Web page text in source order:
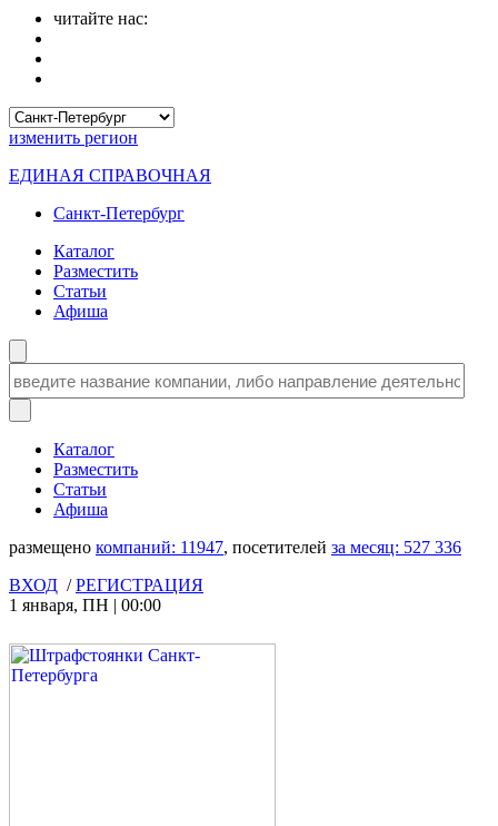
читайте нас:
изменить регион
ЕДИНАЯ СПРАВОЧНАЯ
Санкт-Петербург
Каталог
Разместить
Статьи
Афиша
Каталог
Разместить
Статьи
Афиша
размещено компаний: 11947, посетителей за месяц: 527 336
ВХОД /РЕГИСТРАЦИЯ
1 января, ПН | 00:00